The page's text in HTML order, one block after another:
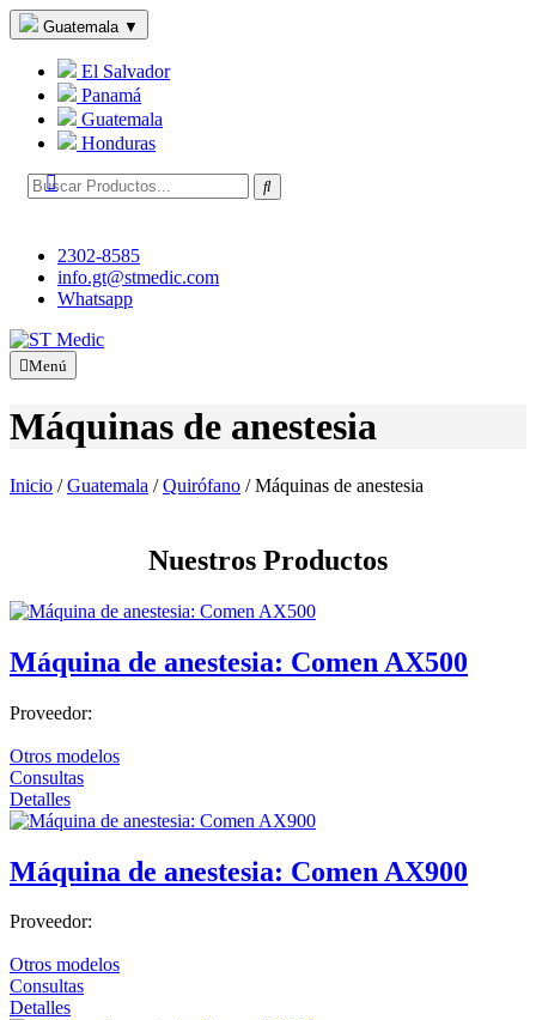
Guatemala ▼
El Salvador
Panamá
Guatemala
Honduras
2302-8585
info.gt@stmedic.com
Whatsapp
Menú
Máquinas de anestesia
Inicio /Guatemala /Quirófano /Máquinas de anestesia
Nuestros Productos
Máquina de anestesia: Comen AX500
Proveedor:
Otros modelos
Consultas
Detalles
Máquina de anestesia: Comen AX900
Proveedor:
Otros modelos
Consultas
Detalles